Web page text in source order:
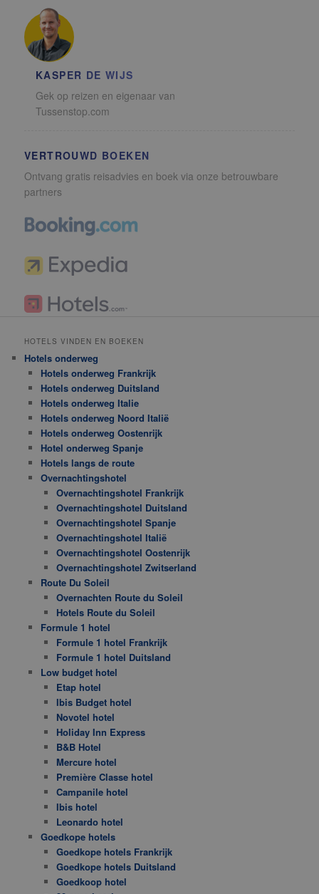
KASPER DE WIJS
Gek op reizen en eigenaar van
Tussenstop.com
VERTROUWD BOEKEN
Ontvang gratis reisadvies en boek via onze betrouwbare
partners
HOTELS VINDEN EN BOEKEN
Hotels onderweg
Hotels onderweg Frankrijk
Hotels onderweg Duitsland
Hotels onderweg Italie
Hotels onderweg Noord Italië
Hotels onderweg Oostenrijk
Hotel onderweg Spanje
Hotels langs de route
Overnachtingshotel
Overnachtingshotel Frankrijk
Overnachtingshotel Duitsland
Overnachtingshotel Spanje
Overnachtingshotel Italië
Overnachtingshotel Oostenrijk
Overnachtingshotel Zwitserland
Route Du Soleil
Overnachten Route du Soleil
Hotels Route du Soleil
Formule 1 hotel
Formule 1 hotel Frankrijk
Formule 1 hotel Duitsland
Low budget hotel
Etap hotel
Ibis Budget hotel
Novotel hotel
Holiday Inn Express
B&B Hotel
Mercure hotel
Première Classe hotel
Campanile hotel
Ibis hotel
Leonardo hotel
Goedkope hotels
Goedkope hotels Frankrijk
Goedkope hotels Duitsland
Goedkoop hotel